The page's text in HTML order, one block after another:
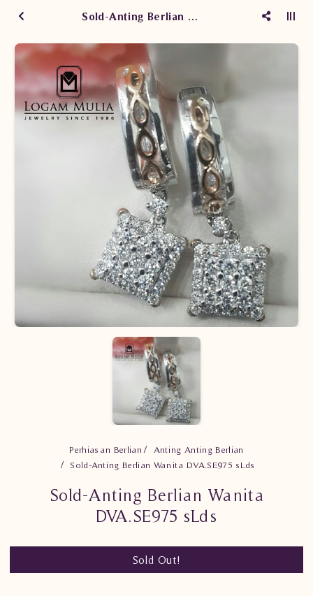
Sold-Anting Berlian Wanita DVA.SE975 sLds
Perhiasan Berlian
Anting Anting Berlian
Sold-Anting Berlian Wanita DVA.SE975 sLds
Sold-Anting Berlian Wanita
DVA.SE975 sLds
Sold Out!